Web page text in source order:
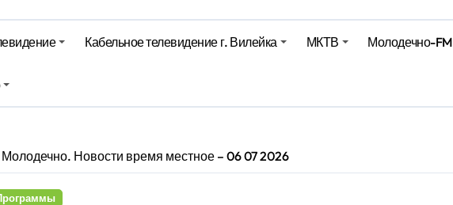
российские сухарики на миллионы долларов – смотрим сумму
– Березинское
Кабельное телевидение г. Вилейка МКТВ Молодечно-FM
Молодечно. Новости время местное – 06 07 2026